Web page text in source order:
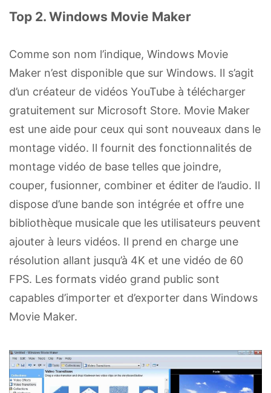
Top 2. Windows Movie Maker
Comme son nom l’indique, Windows Movie
Maker n’est disponible que sur Windows. Il s’agit
d’un créateur de vidéos YouTube à télécharger
gratuitement sur Microsoft Store. Movie Maker
est une aide pour ceux qui sont nouveaux dans le
montage vidéo. Il fournit des fonctionnalités de
montage vidéo de base telles que joindre,
couper, fusionner, combiner et éditer de l’audio. Il
dispose d’une bande son intégrée et offre une
bibliothèque musicale que les utilisateurs peuvent
ajouter à leurs vidéos. Il prend en charge une
résolution allant jusqu’à 4K et une vidéo de 60
FPS. Les formats vidéo grand public sont
capables d’importer et d’exporter dans Windows
Movie Maker.